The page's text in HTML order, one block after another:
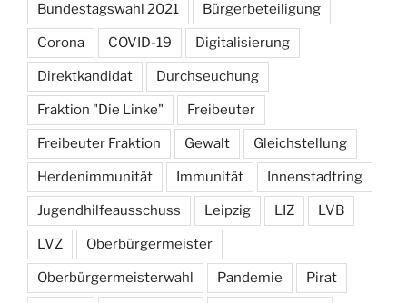
Bundestagswahl 2021 Bürgerbeteiligung
Corona COVID-19 Digitalisierung
Direktkandidat Durchseuchung
Fraktion "Die Linke" Freibeuter
Freibeuter Fraktion Gewalt Gleichstellung
Herdenimmunität Immunität Innenstadtring
Jugendhilfeausschuss Leipzig LIZ LVB
LVZ Oberbürgermeister
Oberbürgermeisterwahl Pandemie Pirat